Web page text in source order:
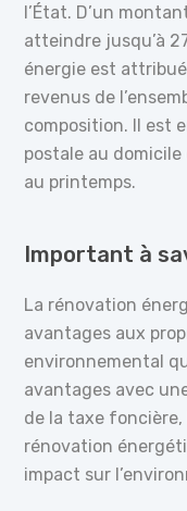
l’État. D’un
atteindre jusqu’à
énergie est
revenus de
composition. Il est
postale au
au printemps.
Important à
La rénovation
avantages aux
environnemental
avantages avec
de la taxe foncière,
rénovation
impact sur